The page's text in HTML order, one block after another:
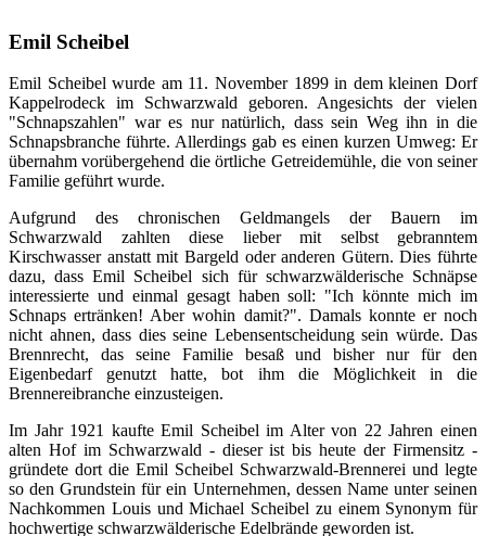
Emil Scheibel
Emil Scheibel wurde am 11. November 1899 in dem kleinen Dorf
Kappelrodeck im Schwarzwald geboren. Angesichts der vielen
"Schnapszahlen" war es nur natürlich, dass sein Weg ihn in die
Schnapsbranche führte. Allerdings gab es einen kurzen Umweg: Er
übernahm vorübergehend die örtliche Getreidemühle, die von seiner
Familie geführt wurde.
Aufgrund des chronischen Geldmangels der Bauern im
Schwarzwald zahlten diese lieber mit selbst gebranntem
Kirschwasser anstatt mit Bargeld oder anderen Gütern. Dies führte
dazu, dass Emil Scheibel sich für schwarzwälderische Schnäpse
interessierte und einmal gesagt haben soll: "Ich könnte mich im
Schnaps ertränken! Aber wohin damit?". Damals konnte er noch
nicht ahnen, dass dies seine Lebensentscheidung sein würde. Das
Brennrecht, das seine Familie besaß und bisher nur für den
Eigenbedarf genutzt hatte, bot ihm die Möglichkeit in die
Brennereibranche einzusteigen.
Im Jahr 1921 kaufte Emil Scheibel im Alter von 22 Jahren einen
alten Hof im Schwarzwald - dieser ist bis heute der Firmensitz -
gründete dort die Emil Scheibel Schwarzwald-Brennerei und legte
so den Grundstein für ein Unternehmen, dessen Name unter seinen
Nachkommen Louis und Michael Scheibel zu einem Synonym für
hochwertige schwarzwälderische Edelbrände geworden ist.